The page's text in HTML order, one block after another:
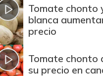
Tomate chonto
blanca
precio
Tomate chonto
su precio en